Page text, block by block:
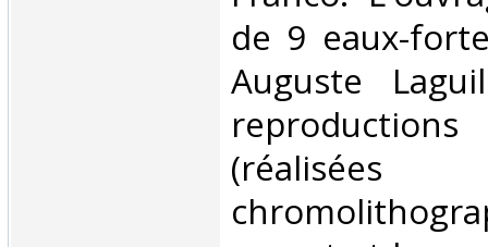
de 9 eaux-
Auguste